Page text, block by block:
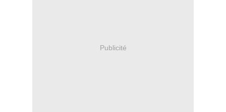
Publicité